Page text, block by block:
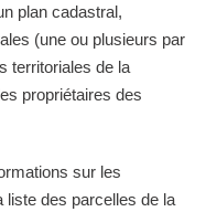
plan cadastral,
(une ou plusieurs par
territoriales de la
propriétaires des
sur les
liste des parcelles de la